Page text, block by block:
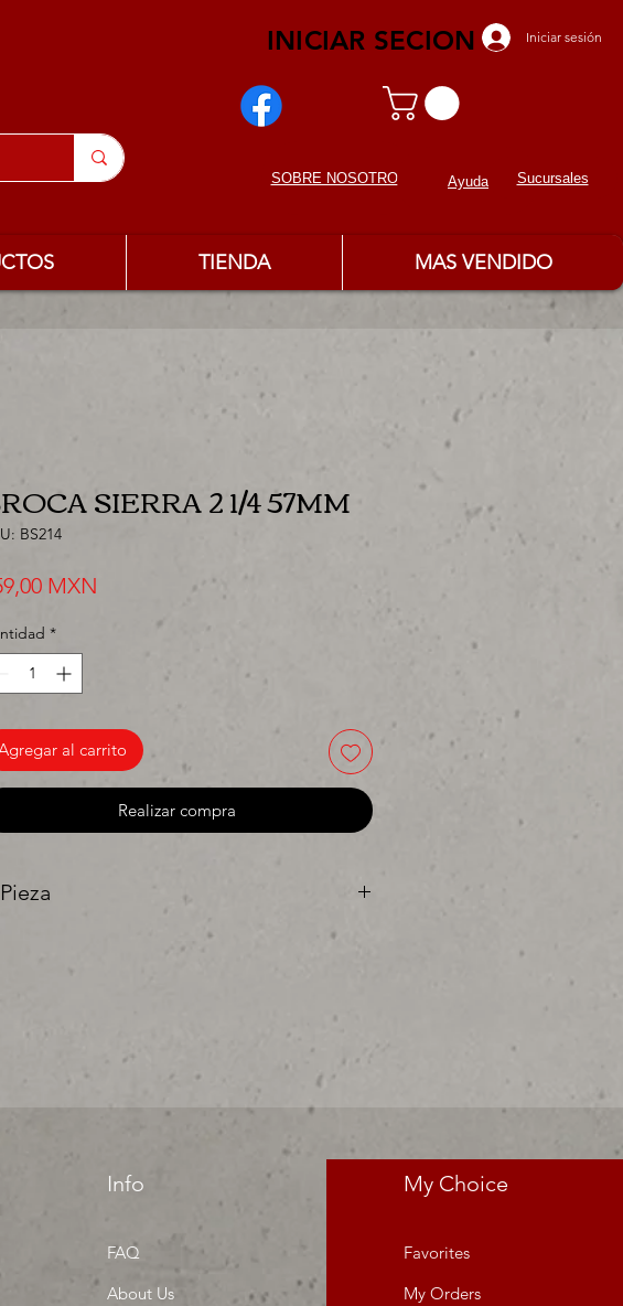
Iniciar sesión
INICIAR SECION
SOBRE NOSOTROS Ayuda Sucursales
TIENDA MAS VENDIDO
SIERRA 2 1/4 57MM
BS214
MXN
*
al carrito
Realizar compra
sea para comprar o para surtir, solo los mejores
Info
FAQ
About Us
My Choice
Favorites
My Orders